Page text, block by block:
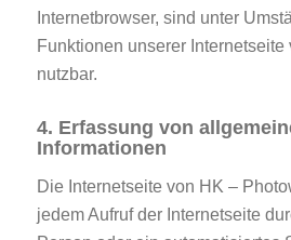
Internetbrowser, sind unter
Funktionen unserer
nutzbar.
4. Erfassung von
Informationen
Die Internetseite von HK –
jedem Aufruf der Internetseite